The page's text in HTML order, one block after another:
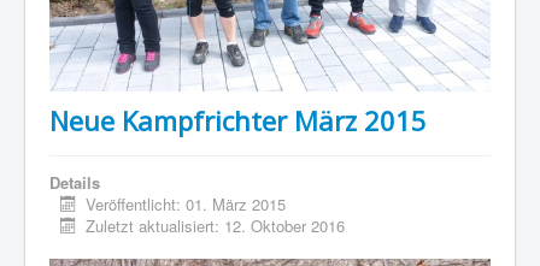
Neue Kampfrichter März 2015
Details
Veröffentlicht: 01. März 2015
Zuletzt aktualisiert: 12. Oktober 2016